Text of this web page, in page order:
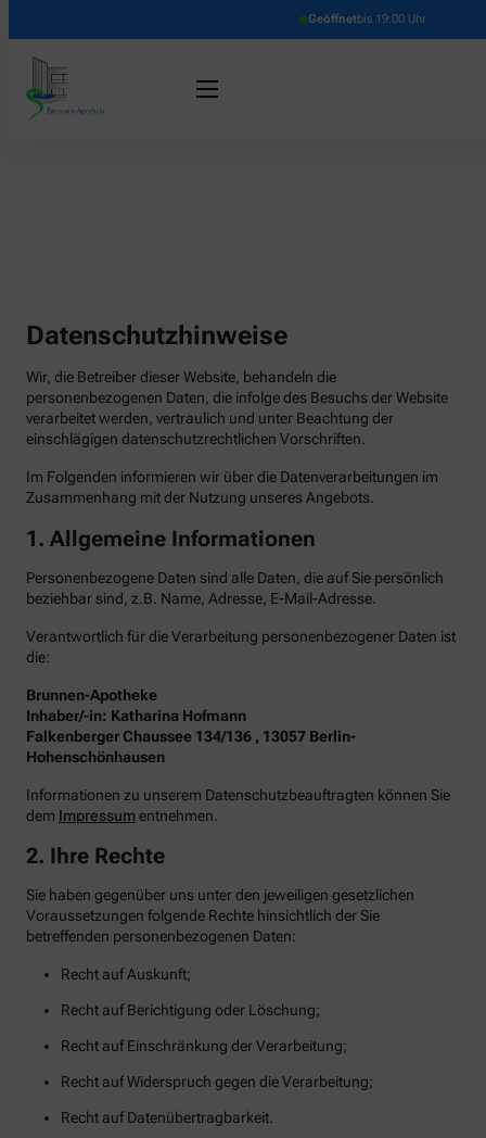
Geöffnetbis 19:00 Uhr
Datenschutzhinweise
Wir, die Betreiber dieser Website, behandeln die
personenbezogenen Daten, die infolge des Besuchs der Website
verarbeitet werden, vertraulich und unter Beachtung der
einschlägigen datenschutzrechtlichen Vorschriften.
Im Folgenden informieren wir über die Datenverarbeitungen im
Zusammenhang mit der Nutzung unseres Angebots.
1. Allgemeine Informationen
Personenbezogene Daten sind alle Daten, die auf Sie persönlich
beziehbar sind, z.B. Name, Adresse, E-Mail-Adresse.
Verantwortlich für die Verarbeitung personenbezogener Daten ist
die:
Brunnen-Apotheke
Inhaber/-in: Katharina Hofmann
Falkenberger Chaussee 134/136 , 13057 Berlin-
Hohenschönhausen
Informationen zu unserem Datenschutzbeauftragten können Sie
dem Impressum entnehmen.
2. Ihre Rechte
Sie haben gegenüber uns unter den jeweiligen gesetzlichen
Voraussetzungen folgende Rechte hinsichtlich der Sie
betreffenden personenbezogenen Daten:
Recht auf Auskunft;
Recht auf Berichtigung oder Löschung;
Recht auf Einschränkung der Verarbeitung;
Recht auf Widerspruch gegen die Verarbeitung;
Recht auf Datenübertragbarkeit.